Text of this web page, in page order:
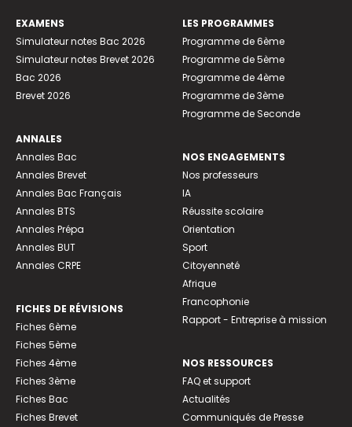
EXAMENS
Simulateur notes Bac 2026
Simulateur notes Brevet 2026
Bac 2026
Brevet 2026
ANNALES
Annales Bac
Annales Brevet
Annales Bac Français
Annales BTS
Annales Prépa
Annales BUT
Annales CRPE
FICHES DE RÉVISIONS
Fiches 6ème
Fiches 5ème
Fiches 4ème
Fiches 3ème
Fiches Bac
Fiches Brevet
LES PROGRAMMES
Programme de 6ème
Programme de 5ème
Programme de 4ème
Programme de 3ème
Programme de Seconde
NOS ENGAGEMENTS
Nos professeurs
IA
Réussite scolaire
Orientation
Sport
Citoyenneté
Afrique
Francophonie
Rapport - Entreprise à mission
NOS RESSOURCES
FAQ et support
Actualités
Communiqués de Presse